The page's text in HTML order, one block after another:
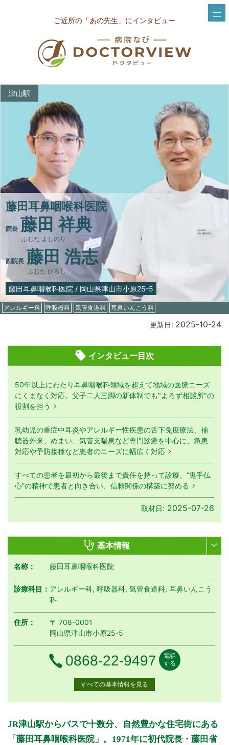
ご近所の「あの先生」にインタビュー
津山駅
藤田耳鼻咽喉科医院
院長 藤田 祥典
ふじた よしのり
副院長 藤田 浩志
ふじた ひろし
藤田耳鼻咽喉科医院 / 岡山県津山市小原25-5
アレルギー科 呼吸器科 気管食道科 耳鼻いんこう科
更新日: 2025-10-24
インタビュー目次
50年以上にわたり耳鼻咽喉科領域を超えて地域の医療ニーズ
にくまなく対応。父子二人三脚の新体制でも"よろず相談所"の
役割を担う
乳幼児の重症中耳炎やアレルギー性疾患の舌下免疫療法、補
聴器外来、めまい、気管支喘息など専門診療を中心に、急患
対応や予防接種など患者のニーズに幅広く対応
すべての患者を最初から最後まで責任を持って診療。“鬼手仏
心”の精神で患者と向き合い、信頼関係の構築に努める
取材日: 2025-07-26
基本情報
名称： 藤田耳鼻咽喉科医院
診療科目： アレルギー科, 呼吸器科, 気管食道科, 耳鼻いんこう
科
住所：
〒 708-0001
岡山県津山市小原25-5
電話番号
0868-22-9497
電話
する
すべての基本情報を見る
診療時間 月月曜日
火 火曜日
水 水曜日
木木曜日
金金曜日
土土曜日
日 日曜日
祝
8:00〜11:30
●
JR津山駅からバスで十数分、自然豊かな住宅街にある
「藤田耳鼻咽喉科医院」。1971年に初代院長・藤田省